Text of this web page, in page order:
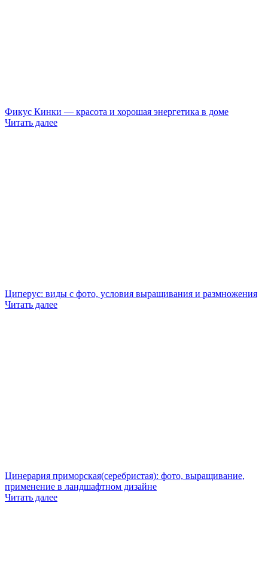
Фикус Кинки — красота и хорошая энергетика в доме
Читать далее
Циперус: виды с фото, условия выращивания и размножения
Читать далее
Цинерария приморская(серебристая): фото, выращивание,
применение в ландшафтном дизайне
Читать далее